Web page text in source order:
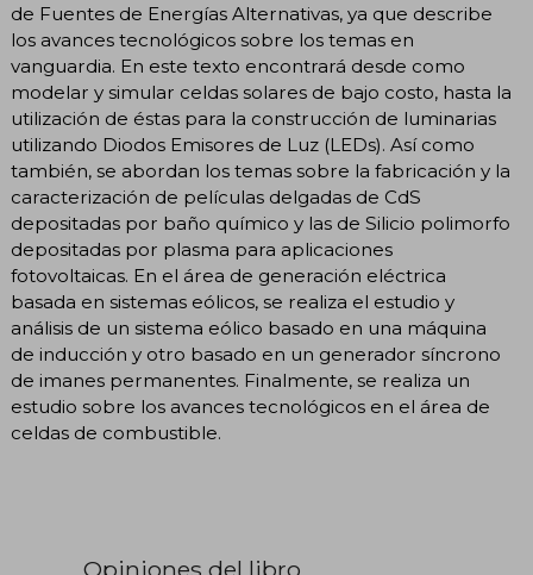
de Fuentes de Energías Alternativas, ya que describe
los avances tecnológicos sobre los temas en
vanguardia. En este texto encontrará desde como
modelar y simular celdas solares de bajo costo, hasta la
utilización de éstas para la construcción de luminarias
utilizando Diodos Emisores de Luz (LEDs). Así como
también, se abordan los temas sobre la fabricación y la
caracterización de películas delgadas de CdS
depositadas por baño químico y las de Silicio polimorfo
depositadas por plasma para aplicaciones
fotovoltaicas. En el área de generación eléctrica
basada en sistemas eólicos, se realiza el estudio y
análisis de un sistema eólico basado en una máquina
de inducción y otro basado en un generador síncrono
de imanes permanentes. Finalmente, se realiza un
estudio sobre los avances tecnológicos en el área de
celdas de combustible.
Opiniones del libro